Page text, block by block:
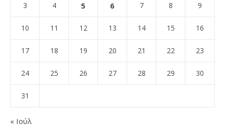
3 4 5 6 7 8 9
10 11 12 13 14 15 16
17 18 19 20 21 22 23
24 25 26 27 28 29 30
31
« Ιούλ